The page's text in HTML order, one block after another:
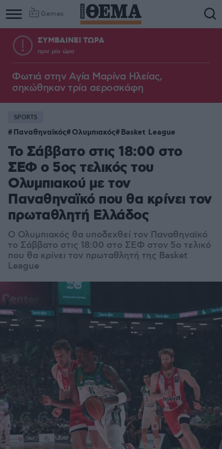
Games
ΣΥΜΒΑΙΝΕΙ ΤΩΡΑ
πριν μία ώρα
Φωτιά στην Aγία Μαρίνα Ηλείας,
σηκώθηκαν τρία αεροσκάφη
SPORTS
Παναθηναϊκός Ολυμπιακός Basket League
Το Σάββατο στις 18:00 στο
ΣΕΦ ο 5ος τελικός του
Ολυμπιακού με τον
Παναθηναϊκό που θα κρίνει τον
πρωταθλητή Ελλάδος
Ο Ολυμπιακός θα υποδεχθεί τον Παναθηναϊκό
το Σάββατο στις 18:00 στο ΣΕΦ στον 5ο τελικό
που θα κρίνει τον πρωταθλητή της Basket
League